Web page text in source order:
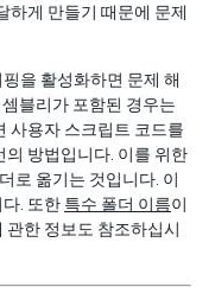
하게 만들기 때문에 문제
을 활성화하면 문제 해
블리가 포함된 경우는
사용자 스크립트 코드를
방법입니다. 이를 위한
로 옮기는 것입니다. 이
. 또한 특수 폴더 이름이
한 정보도 참조하십시